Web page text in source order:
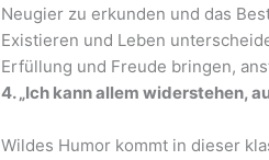
Neugier zu erkunden und das
Existieren und Leben
Erfüllung und Freude bringen,
4. „Ich kann allem widerstehen,
Wildes Humor kommt in dieser